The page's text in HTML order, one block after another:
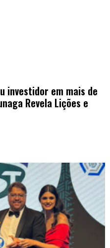
investidor em mais de
Revela Lições e